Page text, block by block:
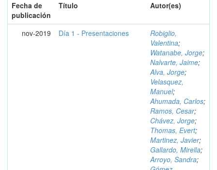
Fecha de
publicación
Título Autor(es)
nov-2019 Día 1 - Presentaciones
Robiglio,
Valentina;
Watanabe, Jorge;
Nalvarte, Jaime;
Alva, Jorge;
Velasquez,
Manuel;
Ahumada, Carlos;
Ramos, Cesar;
Chávez, Jorge;
Thomas, Evert;
Martinez, Javier;
Gallardo, Mirella;
Arroyo, Sandra;